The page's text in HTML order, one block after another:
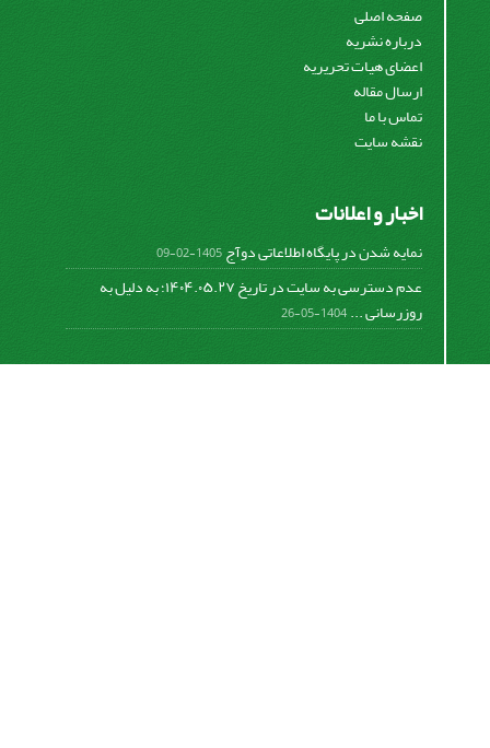
صفحه اصلی
درباره نشریه
اعضای هیات تحریریه
ارسال مقاله
تماس با ما
نقشه سایت
اخبار و اعلانات
نمایه شدن در پایگاه اطلاعاتی دوآج1405-02-09
عدم دسترسی به سایت در تاریخ ۱۴۰۴.۰۵.۲۷؛ به دلیل به
روزرسانی ...1404-05-26